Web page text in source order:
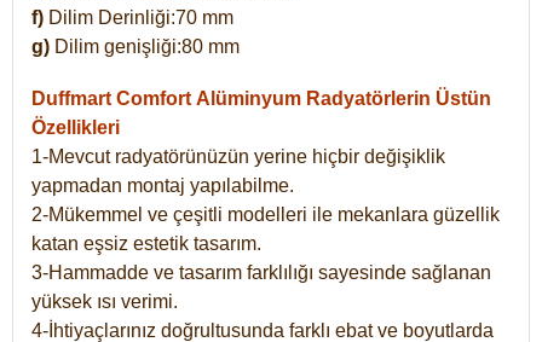
f) Dilim Derinliği:70 mm
g) Dilim genişliği:80 mm
Duffmart Comfort Alüminyum Radyatörlerin Üstün
Özellikleri
1-Mevcut radyatörünüzün yerine hiçbir değişiklik
yapmadan montaj yapılabilme.
2-Mükemmel ve çeşitli modelleri ile mekanlara güzellik
katan eşsiz estetik tasarım.
3-Hammadde ve tasarım farklılığı sayesinde sağlanan
yüksek ısı verimi.
4-İhtiyaçlarınız doğrultusunda farklı ebat ve boyutlarda